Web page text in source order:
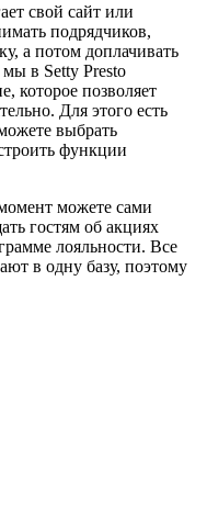
свой сайт или
подрядчиков,
а потом доплачивать
в Setty Presto
которое позволяет
Для этого есть
выбрать
функции
можете сами
гостям об акциях
лояльности. Все
в одну базу, поэтому